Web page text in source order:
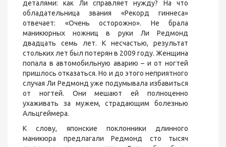
деталями: как Ли справляет нужду? На что
обладательница звания «Рекорд гиннеса»
отвечает: «Очень осторожно». Не брала
маникюрных ножниц в руки Ли Редмонд
двадцать семь лет. К несчастью, результат
стольких лет был потерян в 2009 году. Женщина
попала в автомобильную аварию – и от ногтей
пришлось отказаться. Но и до этого неприятного
случая Ли Редмонд уже подумывала избавиться
от ногтей. Они мешают ей полноценно
ухаживать за мужем, страдающим болезнью
Альцгеймера.
К слову, японские поклонники длинного
маникюра предлагали Редмонд сто тысяч